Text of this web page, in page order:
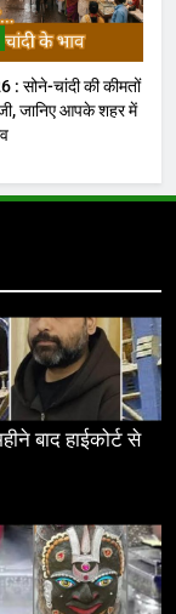
सोने-चांदी की कीमतों
जानिए आपके शहर में
बाद हाईकोर्ट से